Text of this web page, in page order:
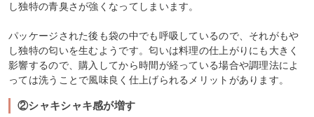
し独特の青臭さが強くなってしまいます。
パッケージされた後も袋の中でも呼吸しているので、それがもや
し独特の匂いを生むようです。匂いは料理の仕上がりにも大きく
影響するので、購入してから時間が経っている場合や調理法によ
っては洗うことで風味良く仕上げられるメリットがあります。
②シャキシャキ感が増す